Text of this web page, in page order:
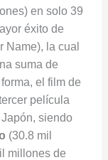
en solo 39
éxito de
Name), la cual
suma de
el film de
película
siendo
(30.8 mil
millones de